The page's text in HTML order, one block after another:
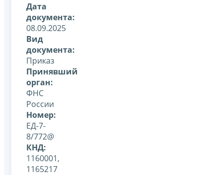
Дата
документа:
08.09.2025
Вид
документа:
Приказ
Принявший
орган:
ФНС
России
Номер:
ЕД-7-
8/772@
КНД:
1160001,
1165217